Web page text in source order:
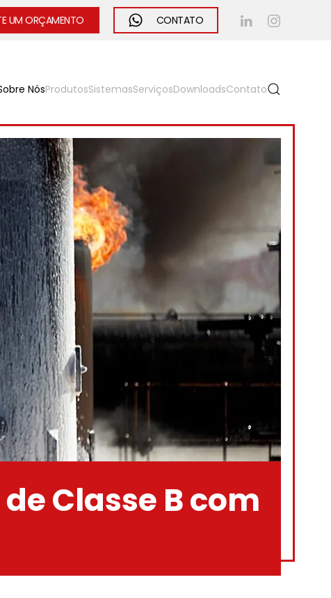
UM ORÇAMENTO CONTATO
NósProdutosSistemasServiçosDownloadsContato
Classe B com